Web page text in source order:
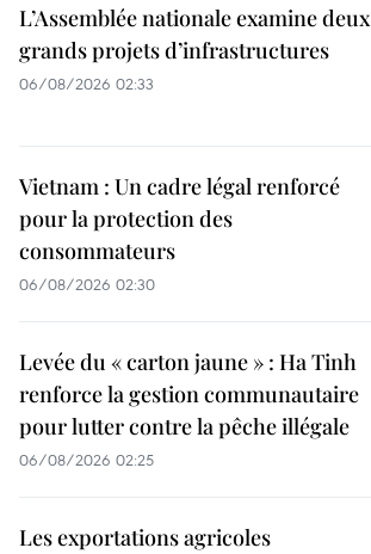
L’Assemblée nationale examine deux
grands projets d’infrastructures
06/08/2026 02:33
Vietnam : Un cadre légal renforcé
pour la protection des
consommateurs
06/08/2026 02:30
Levée du « carton jaune » : Ha Tinh
renforce la gestion communautaire
pour lutter contre la pêche illégale
06/08/2026 02:25
Les exportations agricoles